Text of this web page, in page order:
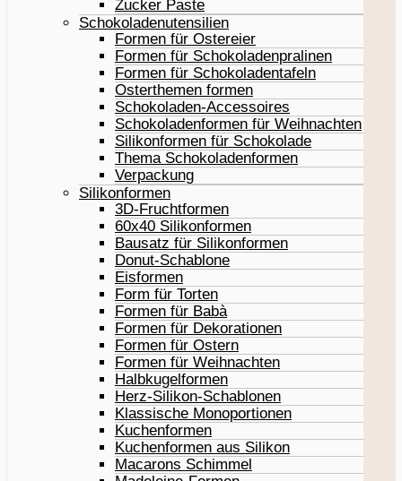
Zucker Paste
Schokoladenutensilien
Formen für Ostereier
Formen für Schokoladenpralinen
Formen für Schokoladentafeln
Osterthemen formen
Schokoladen-Accessoires
Schokoladenformen für Weihnachten
Silikonformen für Schokolade
Thema Schokoladenformen
Verpackung
Silikonformen
3D-Fruchtformen
60x40 Silikonformen
Bausatz für Silikonformen
Donut-Schablone
Eisformen
Form für Torten
Formen für Babà
Formen für Dekorationen
Formen für Ostern
Formen für Weihnachten
Halbkugelformen
Herz-Silikon-Schablonen
Klassische Monoportionen
Kuchenformen
Kuchenformen aus Silikon
Macarons Schimmel